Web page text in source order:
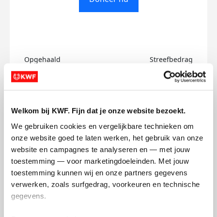
Welkom bij KWF. Fijn dat je onze website bezoekt.
We gebruiken cookies en vergelijkbare technieken om
onze website goed te laten werken, het gebruik van onze
website en campagnes te analyseren en — met jouw
toestemming — voor marketingdoeleinden. Met jouw
toestemming kunnen wij en onze partners gegevens
verwerken, zoals surfgedrag, voorkeuren en technische
gegevens.
Opgehaald
€0
Streefbedrag
€500
Peer's badges